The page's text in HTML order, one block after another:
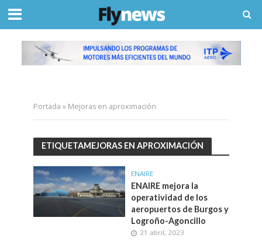
Portada » Mejoras en aproximación
ETIQUETAMEJORAS EN APROXIMACIÓN
ENAIRE
ENAIRE mejora la
operatividad de los
aeropuertos de Burgos y
Logroño-Agoncillo
21 abril, 2023